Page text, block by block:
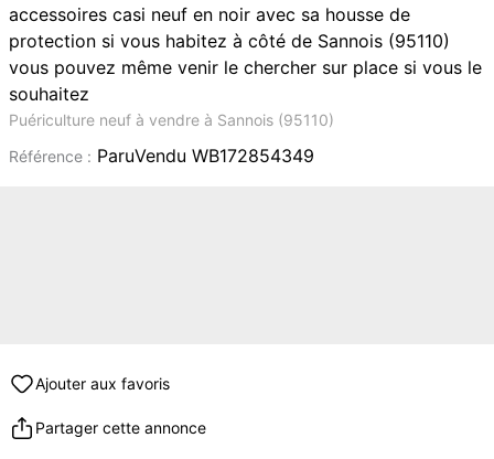
accessoires casi neuf en noir avec sa housse de
protection si vous habitez à côté de Sannois (95110)
vous pouvez même venir le chercher sur place si vous le
souhaitez
Puériculture neuf à vendre à Sannois (95110)
Référence : ParuVendu WB172854349
Ajouter aux favoris
Partager cette annonce